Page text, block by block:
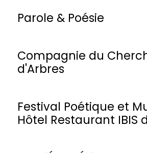
Parole & Poésie
Compagnie du
d'Arbres
Festival Poétique et
Hôtel Restaurant IBIS